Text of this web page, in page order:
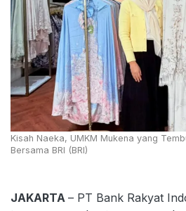
Kisah Naeka, UMKM Mukena yang
Bersama BRI (BRI)
JAKARTA – PT Bank Rakyat